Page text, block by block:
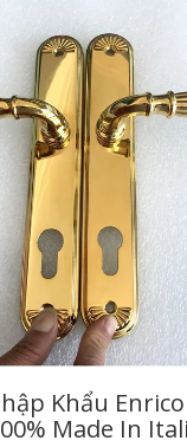
Khẩu
Made In